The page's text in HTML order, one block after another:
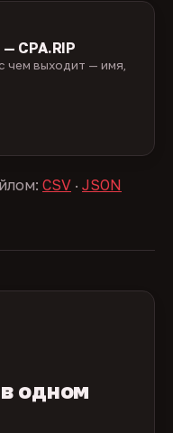
CPA.RIP
чем выходит — имя,
CSV · JSON
одном